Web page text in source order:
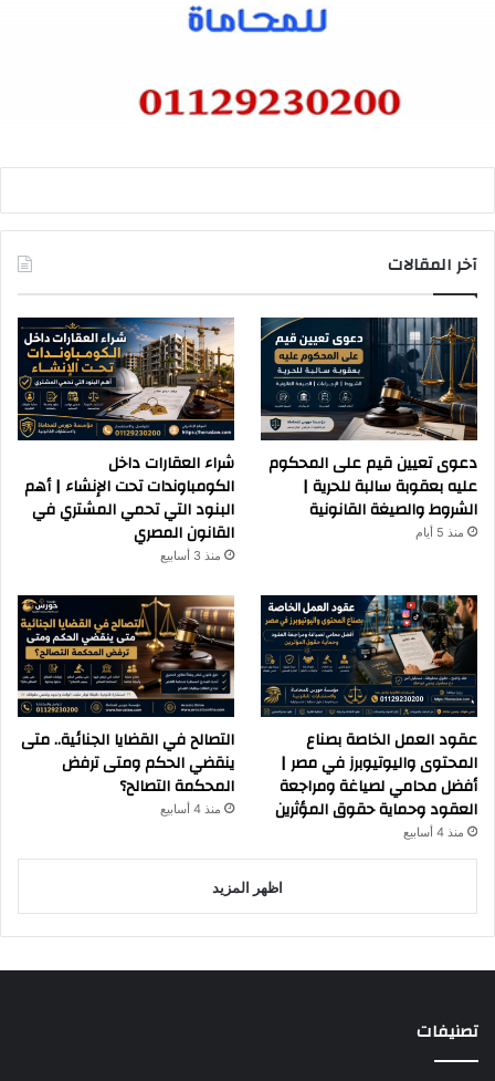
آخر المقالات
دعوى تعيين قيم على المحكوم
عليه بعقوبة سالبة للحرية |
الشروط والصيغة القانونية
منذ 5 أيام
شراء العقارات داخل
الكومباوندات تحت الإنشاء | أهم
البنود التي تحمي المشتري في
القانون المصري
منذ 3 أسابيع
عقود العمل الخاصة بصناع
المحتوى واليوتيوبرز في مصر |
أفضل محامي لصياغة ومراجعة
العقود وحماية حقوق المؤثرين
منذ 4 أسابيع
التصالح في القضايا الجنائية.. متى
ينقضي الحكم ومتى ترفض
المحكمة التصالح؟
منذ 4 أسابيع
اظهر المزيد
تصنيفات